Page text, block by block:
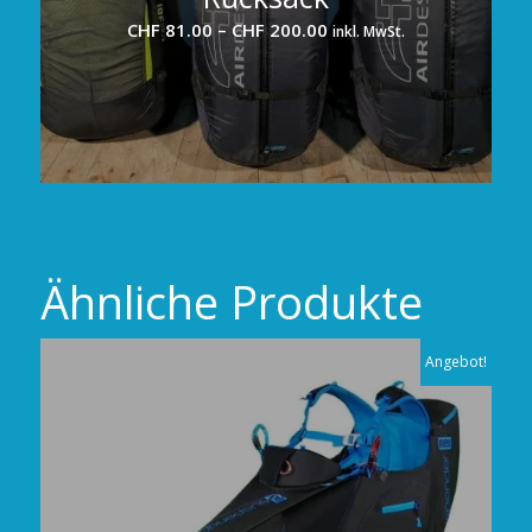
CHF81.00 –CHF200.00Preisspanne:
CHF 81.00
CHF 200.00
inkl. MwSt.
Ähnliche Produkte
Angebot!